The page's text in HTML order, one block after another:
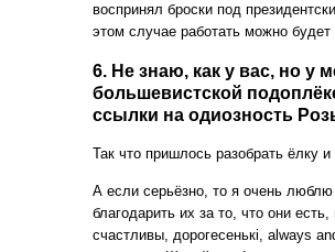
воспринял броски под
этом случае работать можно будет
6. Не знаю, как у вас, но у
большевистской
ссылки на одиозность
Так что пришлось разобрать ёлку
А если серьёзно, то я очень
благодарить их за то, что они
счастливы, дорогесенькі, always